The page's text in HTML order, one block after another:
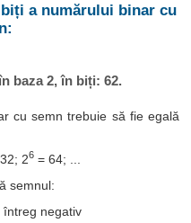
a numărului binar cu
baza 2, în biți: 62.
cu semn trebuie să fie egală
26 = 64; ...
semnul:
întreg negativ